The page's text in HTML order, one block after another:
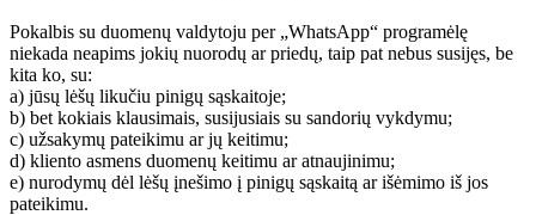
Pokalbis su duomenų valdytoju per „WhatsApp“ programėlę
niekada neapims jokių nuorodų ar priedų, taip pat nebus susijęs, be
kita ko, su:
a) jūsų lėšų likučiu pinigų sąskaitoje;
b) bet kokiais klausimais, susijusiais su sandorių vykdymu;
c) užsakymų pateikimu ar jų keitimu;
d) kliento asmens duomenų keitimu ar atnaujinimu;
e) nurodymų dėl lėšų įnešimo į pinigų sąskaitą ar išėmimo iš jos
pateikimu.